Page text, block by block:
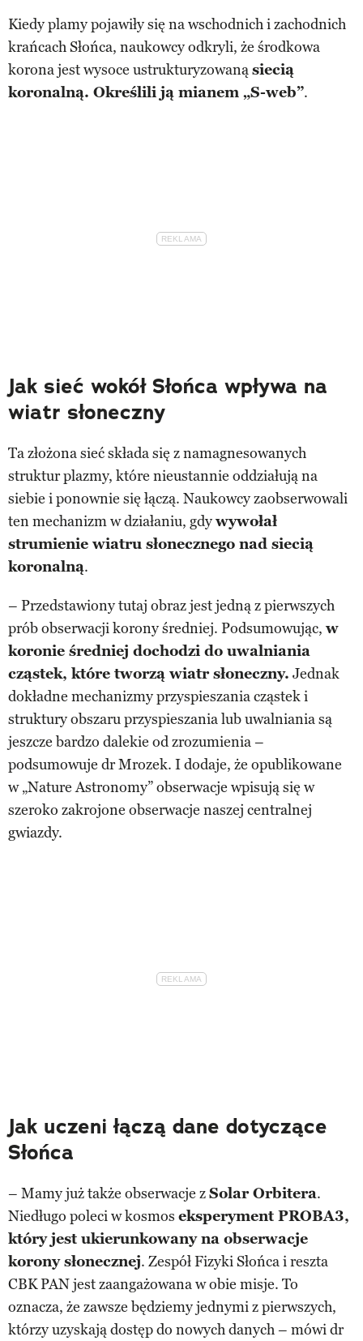
Kiedy plamy pojawiły się na wschodnich i zachodnich
krańcach Słońca, naukowcy odkryli, że środkowa
korona jest wysoce ustrukturyzowanąsiecią
koronalną. Określili ją mianem „S-web”.
Jak sieć wokół Słońca wpływa na
wiatr słoneczny
Ta złożona sieć składa się z namagnesowanych
struktur plazmy, które nieustannie oddziałują na
siebie i ponownie się łączą. Naukowcy zaobserwowali
ten mechanizm w działaniu, gdywywołał
strumienie wiatru słonecznego nad siecią
koronalną.
– Przedstawiony tutaj obraz jest jedną z pierwszych
prób obserwacji korony średniej. Podsumowując, w
koronie średniej dochodzi do uwalniania
cząstek, które tworzą wiatr słoneczny. Jednak
dokładne mechanizmy przyspieszania cząstek i
struktury obszaru przyspieszania lub uwalniania są
jeszcze bardzo dalekie od zrozumienia –
podsumowuje dr Mrozek. I dodaje, że opublikowane
w „Nature Astronomy” obserwacje wpisują się w
szeroko zakrojone obserwacje naszej centralnej
gwiazdy.
Jak uczeni łączą dane dotyczące
Słońca
– Mamy już także obserwacje zSolar Orbitera.
Niedługo poleci w kosmos eksperyment PROBA3,
który jest ukierunkowany na obserwacje
korony słonecznej. Zespół Fizyki Słońca i reszta
CBK PAN jest zaangażowana w obie misje. To
oznacza, że zawsze będziemy jednymi z pierwszych,
którzy uzyskają dostęp do nowych danych – mówi dr